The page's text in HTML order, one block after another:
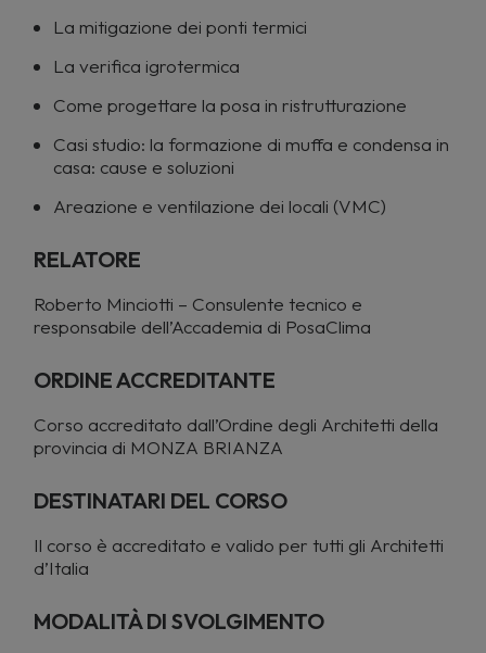
La mitigazione dei ponti termici
La verifica igrotermica
Come progettare la posa in ristrutturazione
Casi studio: la formazione di muffa e condensa in
casa: cause e soluzioni
Areazione e ventilazione dei locali (VMC)
RELATORE
Roberto Minciotti – Consulente tecnico e
responsabile dell’Accademia di PosaClima
ORDINE ACCREDITANTE
Corso accreditato dall’Ordine degli Architetti della
provincia di MONZA BRIANZA
DESTINATARI DEL CORSO
Il corso è accreditato e valido per tutti gli Architetti
d’Italia
MODALITÀ DI SVOLGIMENTO